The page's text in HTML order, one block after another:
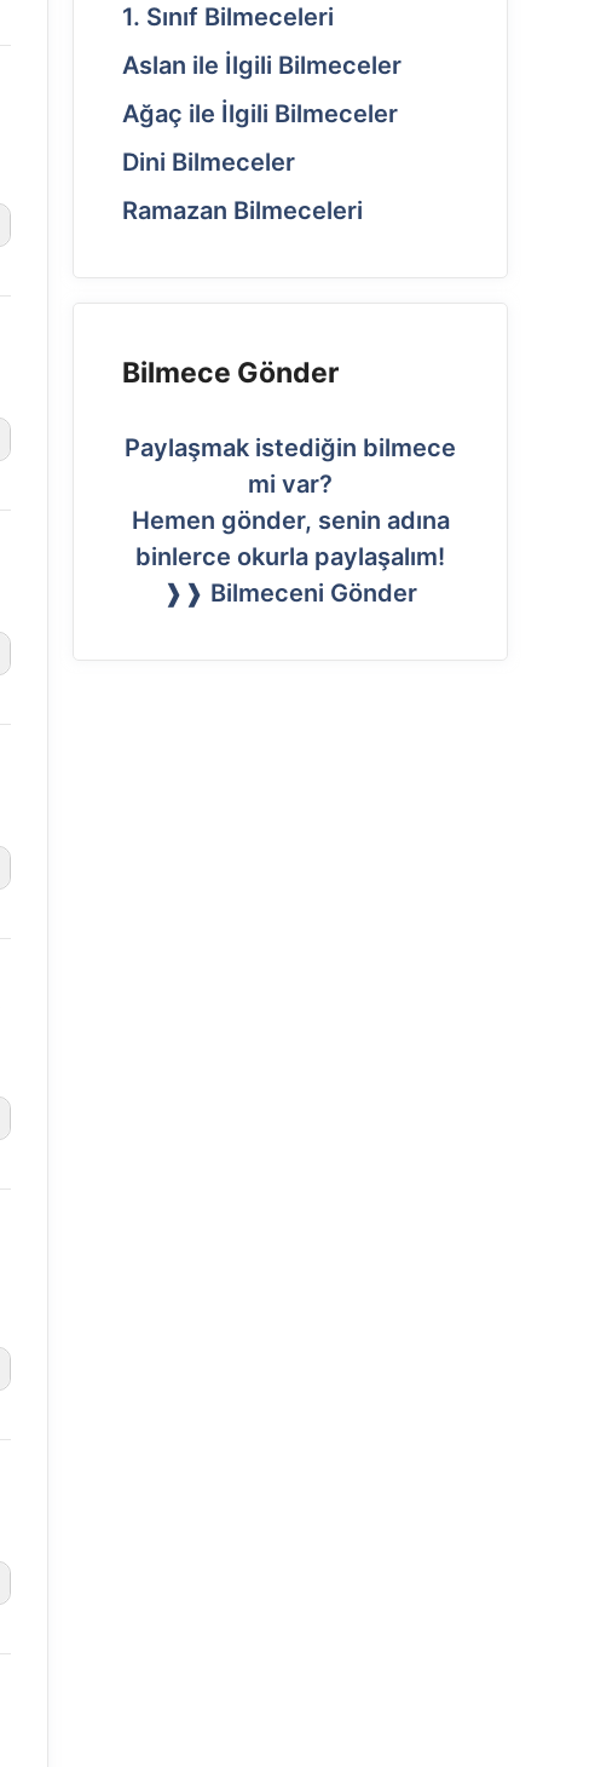
1. Sınıf Bilmeceleri
Aslan ile İlgili Bilmeceler
Ağaç ile İlgili Bilmeceler
Dini Bilmeceler
Ramazan Bilmeceleri
Bilmece Gönder
Paylaşmak istediğin bilmece
mi var?
Hemen gönder, senin adına
binlerce okurla paylaşalım!
❱❱ Bilmeceni Gönder